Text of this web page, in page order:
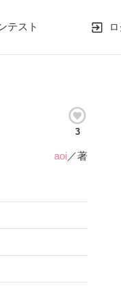
テスト
3
aoi／著